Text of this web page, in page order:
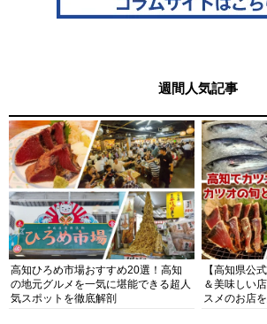
週間人気記事
高知ひろめ市場おすすめ20選！高知
の地元グルメを一気に堪能できる超人
気スポットを徹底解剖
【高知県公
＆美味しい
スメのお店